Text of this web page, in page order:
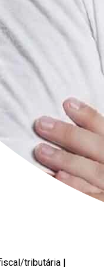
tributária |